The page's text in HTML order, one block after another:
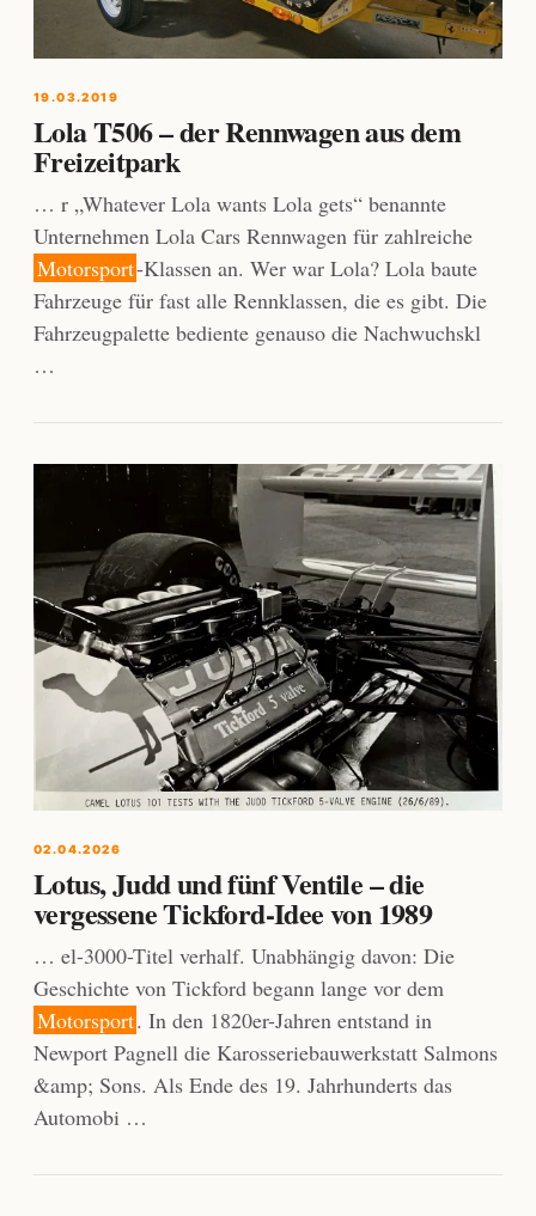
19.03.2019
Lola T506 – der Rennwagen aus dem
Freizeitpark
… r „Whatever Lola wants Lola gets“ benannte
Unternehmen Lola Cars Rennwagen für zahlreiche
Motorsport-Klassen an. Wer war Lola? Lola baute
Fahrzeuge für fast alle Rennklassen, die es gibt. Die
Fahrzeugpalette bediente genauso die Nachwuchskl
…
02.04.2026
Lotus, Judd und fünf Ventile – die
vergessene Tickford-Idee von 1989
… el-3000-Titel verhalf. Unabhängig davon: Die
Geschichte von Tickford begann lange vor dem
Motorsport. In den 1820er-Jahren entstand in
Newport Pagnell die Karosseriebauwerkstatt Salmons
&amp; Sons. Als Ende des 19. Jahrhunderts das
Automobi …